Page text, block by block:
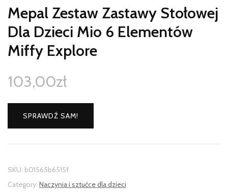
Mepal Zestaw Zastawy Stołowej
Dla Dzieci Mio 6 Elementów
Miffy Explore
103,00zł
SPRAWDŹ SAM!
SKU: b01565b6515f
Category: Naczynia i sztućce dla dzieci